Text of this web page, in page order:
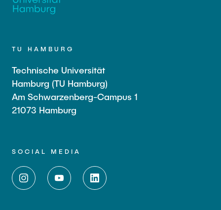
TU HAMBURG
Technische Universität
Hamburg (TU Hamburg)
Am Schwarzenberg-Campus 1
21073 Hamburg
SOCIAL MEDIA